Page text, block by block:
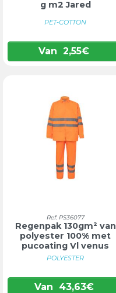
g m2 Jared
PET-COTTON
Van 2,55€
Ref: PS36077
Regenpak 130gm² van
polyester 100% met
pucoating Vl venus
POLYESTER
Van 43,63€